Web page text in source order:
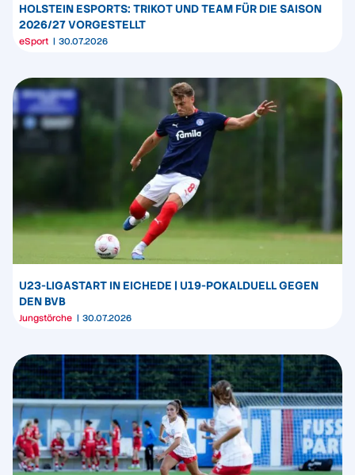
HOLSTEIN ESPORTS: TRIKOT UND TEAM FÜR DIE SAISON
2026/27 VORGESTELLT
eSport 30.07.2026
U23-LIGASTART IN EICHEDE | U19-POKALDUELL GEGEN
DEN BVB
Jungstörche 30.07.2026